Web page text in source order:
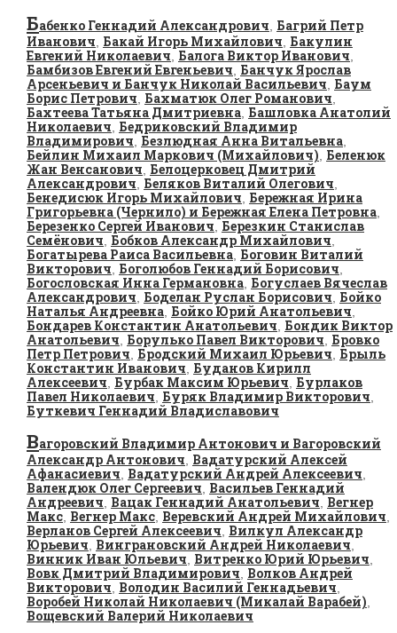
Бабенко Геннадий Александрович, Багрий Петр
Иванович, Бакай Игорь Михайлович, Бакулин
Евгений Николаевич, Балога Виктор Иванович,
Бамбизов Евгений Евгеньевич, Банчук Ярослав
Арсеньевич и Банчук Николай Васильевич, Баум
Борис Петрович, Бахматюк Олег Романович,
Бахтеева Татьяна Дмитриевна, Башловка Анатолий
Николаевич, Бедриковский Владимир
Владимирович, Безлюдная Анна Витальевна,
Бейлин Михаил Маркович (Михайлович), Беленюк
Жан Венсанович, Белоцерковец Дмитрий
Александрович, Беляков Виталий Олегович,
Бенедисюк Игорь Михайлович, Бережная Ирина
Григорьевна (Чернило) и Бережная Елена Петровна,
Березенко Сергей Иванович, Березкин Станислав
Семёнович, Бобков Александр Михайлович,
Богатырева Раиса Васильевна, Боговин Виталий
Викторович, Боголюбов Геннадий Борисович,
Богословская Инна Германовна, Богуслаев Вячеслав
Александрович, Боделан Руслан Борисович, Бойко
Наталья Андреевна, Бойко Юрий Анатольевич,
Бондарев Константин Анатольевич, Бондик Виктор
Анатольевич, Борулько Павел Викторович, Бровко
Петр Петрович, Бродский Михаил Юрьевич, Брыль
Константин Иванович, Буданов Кирилл
Алексеевич, Бурбак Максим Юрьевич, Бурлаков
Павел Николаевич, Буряк Владимир Викторович,
Буткевич Геннадий Владиславович
Вагоровский Владимир Антонович и Вагоровский
Александр Антонович, Вадатурский Алексей
Афанасиевич, Вадатурский Андрей Алексеевич,
Валендюк Олег Сергеевич, Васильев Геннадий
Андреевич, Вацак Геннадий Анатольевич, Вегнер
Макс, Вегнер Макс, Веревский Андрей Михайлович,
Верланов Сергей Алексеевич, Вилкул Александр
Юрьевич, Винграновский Андрей Николаевич,
Винник Иван Юльевич, Витренко Юрий Юрьевич,
Вовк Дмитрий Владимирович, Волков Андрей
Викторович, Володин Василий Геннадьевич,
Воробей Николай Николаевич (Микалай Варабей),
Вощевский Валерий Николаевич